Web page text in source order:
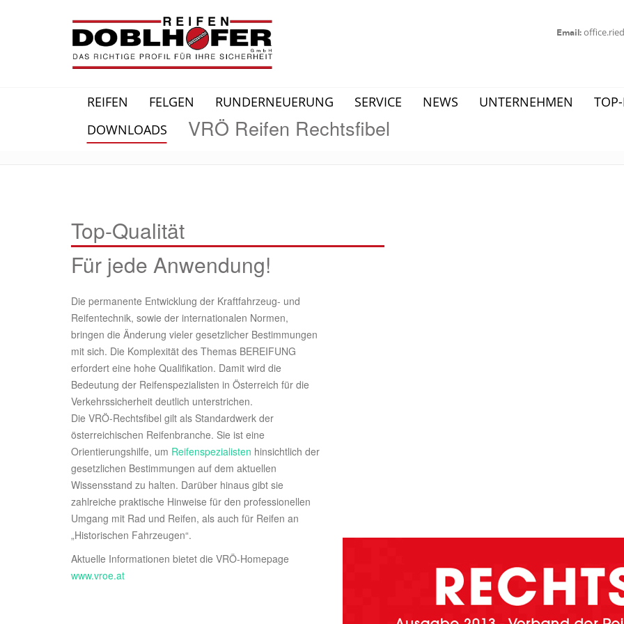
Email:
REIFEN FELGEN RUNDERNEUERUNG SERVICE NEWS UNTERNEHMEN
DOWNLOADS
VRÖ Reifen Rechtsfibel
Top-Qualität
Für jede Anwendung!
Die permanente Entwicklung der Kraftfahrzeug- und
Reifentechnik, sowie der internationalen Normen,
bringen die Änderung vieler gesetzlicher Bestimmungen
mit sich. Die Komplexität des Themas BEREIFUNG
erfordert eine hohe Qualifikation. Damit wird die
Bedeutung der Reifenspezialisten in Österreich für die
Verkehrssicherheit deutlich unterstrichen.
Die VRÖ-Rechtsfibel gilt als Standardwerk der
österreichischen Reifenbranche. Sie ist eine
Orientierungshilfe, um Reifenspezialisten hinsichtlich der
gesetzlichen Bestimmungen auf dem aktuellen
Wissensstand zu halten. Darüber hinaus gibt sie
zahlreiche praktische Hinweise für den professionellen
Umgang mit Rad und Reifen, als auch für Reifen an
„Historischen Fahrzeugen“.
Aktuelle Informationen bietet die VRÖ-Homepage
www.vroe.at